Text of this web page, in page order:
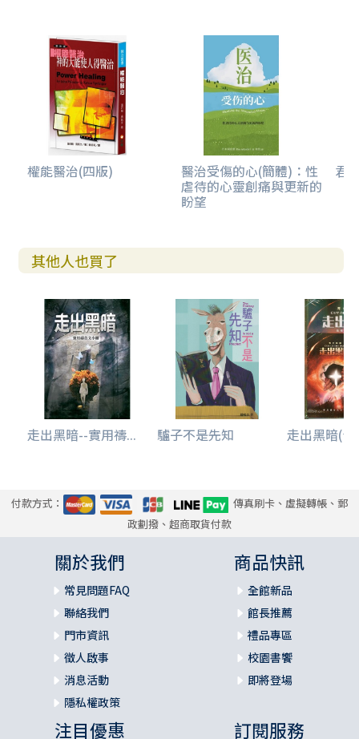
權能醫治(四版) 醫治受傷的心(簡體)：性
虐待的心靈創痛與更新的
盼望
君
其他人也買了
走出黑暗--實用禱... 驢子不是先知 走出黑暗(青
付款方式：
傳真刷卡、虛擬轉帳、郵
政劃撥、超商取貨付款
關於我們
常見問題FAQ
聯絡我們
門市資訊
徵人啟事
消息活動
隱私權政策
商品快訊
全館新品
館長推薦
禮品專區
校園書饗
即將登場
注目優惠 訂閱服務